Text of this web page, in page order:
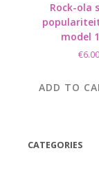
Rock-ola
model
€6.00
ADD TO
CATEGORIES